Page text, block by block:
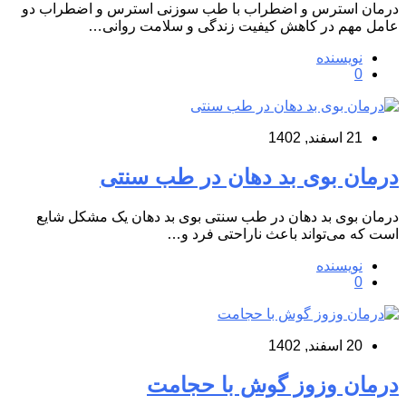
درمان استرس و اضطراب با طب سوزنی استرس و اضطراب دو
عامل مهم در کاهش کیفیت زندگی و سلامت روانی…
نویسنده
0
21 اسفند, 1402
درمان بوی بد دهان در طب سنتی
درمان بوی بد دهان در طب سنتی بوی بد دهان یک مشکل شایع
است که می‌تواند باعث ناراحتی فرد و…
نویسنده
0
20 اسفند, 1402
درمان وزوز گوش با حجامت